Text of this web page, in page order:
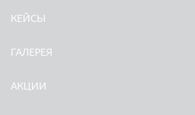
КЕЙСЫ
ГАЛЕРЕЯ
АКЦИИ